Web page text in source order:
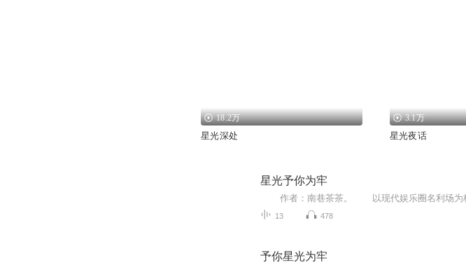
18.2万
星光深处
3.1万
星光夜话
星光予你为牢
13 478
予你星光为牢